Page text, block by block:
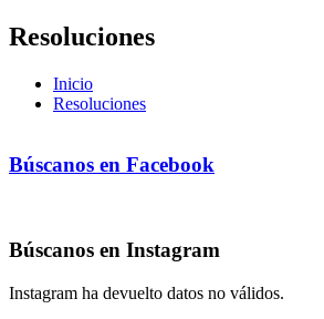
Resoluciones
Inicio
Resoluciones
Búscanos en Facebook
Búscanos en Instagram
Instagram ha devuelto datos no válidos.